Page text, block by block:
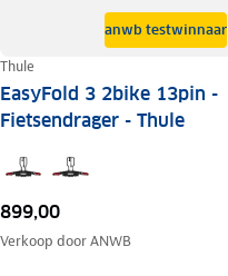
anwb testwinnaar
Thule
EasyFold 3 2bike 13pin -
Fietsendrager - Thule
899,00
Verkoop doorANWB